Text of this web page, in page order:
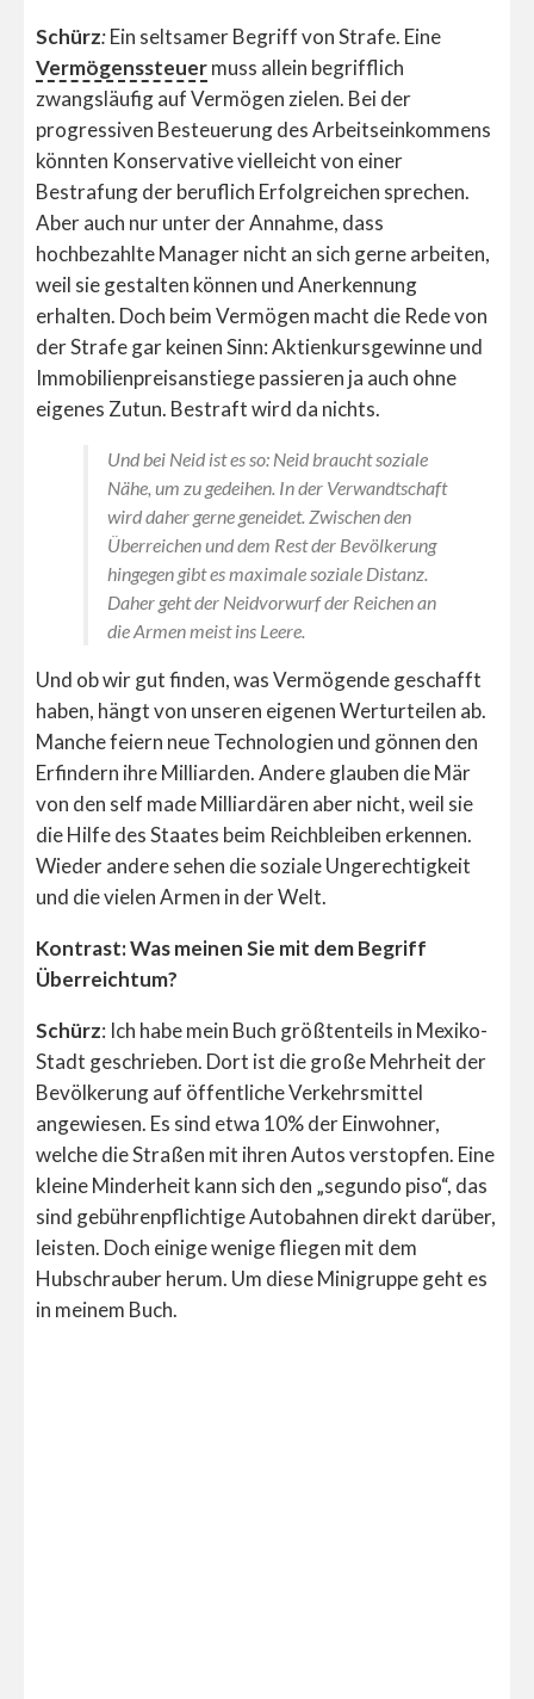
Schürz:Ein seltsamer Begriff von Strafe. Eine
Vermögenssteuermuss allein begrifflich
zwangsläufig auf Vermögen zielen. Bei der
progressiven Besteuerung des Arbeitseinkommens
könnten Konservative vielleicht von einer
Bestrafung der beruflich Erfolgreichen sprechen.
Aber auch nur unter der Annahme, dass
hochbezahlte Manager nicht an sich gerne arbeiten,
weil sie gestalten können und Anerkennung
erhalten. Doch beim Vermögen macht die Rede von
der Strafe gar keinen Sinn: Aktienkursgewinne und
Immobilienpreisanstiege passieren ja auch ohne
eigenes Zutun. Bestraft wird da nichts.
Und bei Neid ist es so: Neid braucht soziale
Nähe, um zu gedeihen. In der Verwandtschaft
wird daher gerne geneidet. Zwischen den
Überreichen und dem Rest der Bevölkerung
hingegen gibt es maximale soziale Distanz.
Daher geht der Neidvorwurf der Reichen an
die Armen meist ins Leere.
Und ob wir gut finden, was Vermögende geschafft
haben, hängt von unseren eigenen Werturteilen ab.
Manche feiern neue Technologien und gönnen den
Erfindern ihre Milliarden. Andere glauben die Mär
von den self made Milliardären aber nicht, weil sie
die Hilfe des Staates beim Reichbleiben erkennen.
Wieder andere sehen die soziale Ungerechtigkeit
und die vielen Armen in der Welt.
Kontrast: Was meinen Sie mit dem Begriff
Überreichtum?
Schürz: Ich habe mein Buch größtenteils in Mexiko-
Stadt geschrieben. Dort ist die große Mehrheit der
Bevölkerung auf öffentliche Verkehrsmittel
angewiesen. Es sind etwa 10% der Einwohner,
welche die Straßen mit ihren Autos verstopfen. Eine
kleine Minderheit kann sich den „segundo piso“, das
sind gebührenpflichtige Autobahnen direkt darüber,
leisten. Doch einige wenige fliegen mit dem
Hubschrauber herum. Um diese Minigruppe geht es
in meinem Buch.